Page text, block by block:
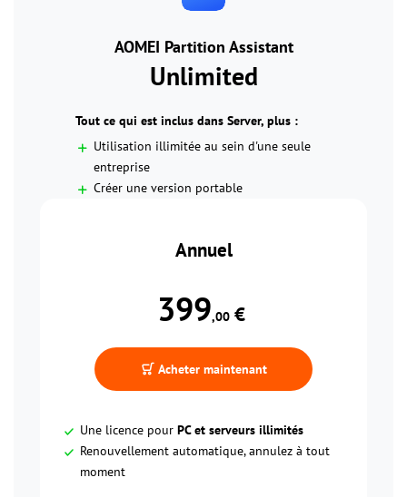
AOMEI Partition Assistant
Unlimited
Tout ce qui est inclus dans Server, plus :
Utilisation illimitée au sein d'une seule
entreprise
Créer une version portable
Annuel
399,00 €
Acheter maintenant
Une licence pour PC et serveurs illimités
Renouvellement automatique, annulez à tout
moment